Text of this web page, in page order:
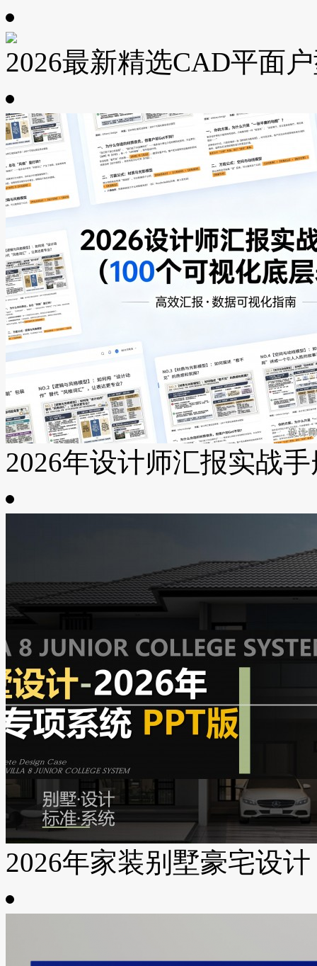
2026最新精选CAD平面
2026年设计师汇报实战
2026年家装别墅豪宅设计